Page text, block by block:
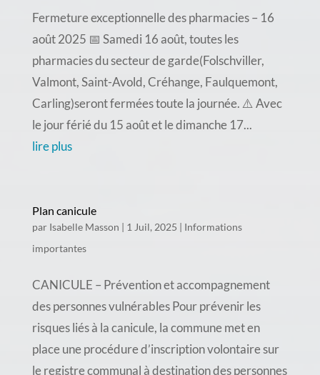
Fermeture exceptionnelle des pharmacies – 16
août 2025 📅 Samedi 16 août, toutes les
pharmacies du secteur de garde(Folschviller,
Valmont, Saint-Avold, Créhange, Faulquemont,
Carling)seront fermées toute la journée. ⚠️ Avec
le jour férié du 15 août et le dimanche 17...
lire plus
Plan canicule
par Isabelle Masson | 1 Juil, 2025 | Informations
importantes
CANICULE – Prévention et accompagnement
des personnes vulnérables Pour prévenir les
risques liés à la canicule, la commune met en
place une procédure d’inscription volontaire sur
le registre communal à destination des personnes